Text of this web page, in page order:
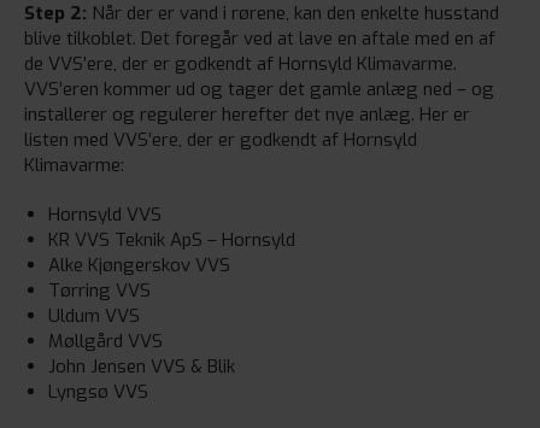
Step 2: Når der er vand i rørene, kan den enkelte husstand
blive tilkoblet. Det foregår ved at lave en aftale med en af
de VVS’ere, der er godkendt af Hornsyld Klimavarme.
VVS’eren kommer ud og tager det gamle anlæg ned – og
installerer og regulerer herefter det nye anlæg. Her er
listen med VVS’ere, der er godkendt af Hornsyld
Klimavarme:
Hornsyld VVS
KR VVS Teknik ApS – Hornsyld
Alke Kjøngerskov VVS
Tørring VVS
Uldum VVS
Møllgård VVS
John Jensen VVS & Blik
Lyngsø VVS